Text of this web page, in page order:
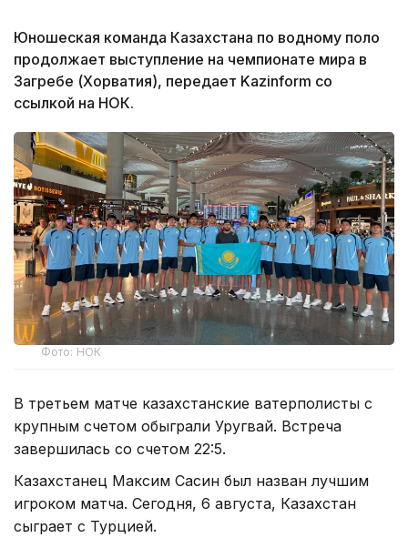
Юношеская команда Казахстана по водному поло
продолжает выступление на чемпионате мира в
Загребе (Хорватия), передает Kazinform со
ссылкой на НОК.
Фото: НОК
В третьем матче казахстанские ватерполисты с
крупным счетом обыграли Уругвай. Встреча
завершилась со счетом 22:5.
Казахстанец Максим Сасин был назван лучшим
игроком матча. Сегодня, 6 августа, Казахстан
сыграет с Турцией.